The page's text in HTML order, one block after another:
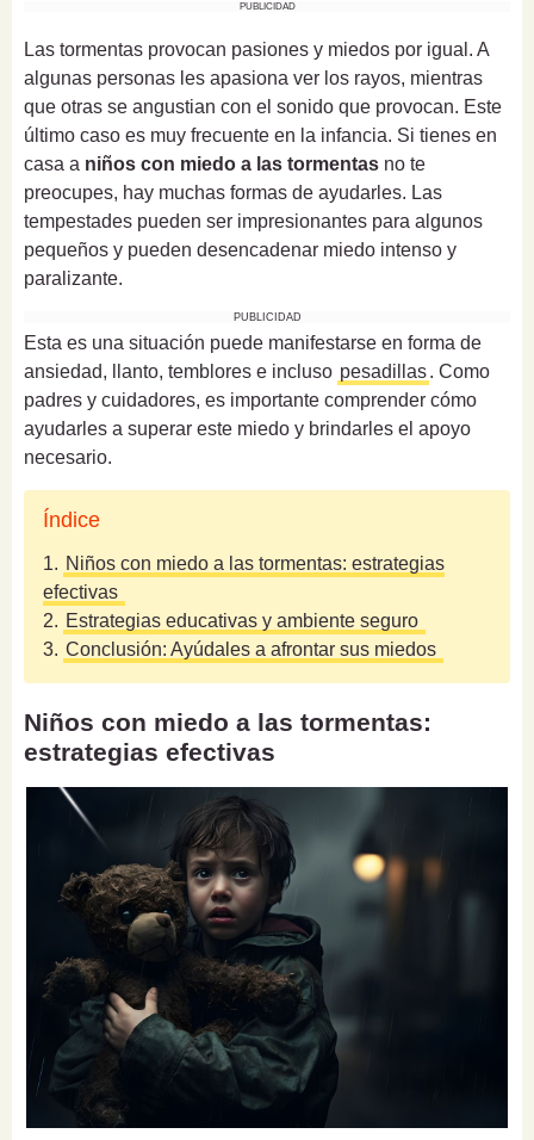
PUBLICIDAD
Las tormentas provocan pasiones y miedos por igual. A
algunas personas les apasiona ver los rayos, mientras
que otras se angustian con el sonido que provocan. Este
último caso es muy frecuente en la infancia. Si tienes en
casa a niños con miedo a las tormentas no te
preocupes, hay muchas formas de ayudarles. Las
tempestades pueden ser impresionantes para algunos
pequeños y pueden desencadenar miedo intenso y
paralizante.
PUBLICIDAD
Esta es una situación puede manifestarse en forma de
ansiedad, llanto, temblores e incluso pesadillas. Como
padres y cuidadores, es importante comprender cómo
ayudarles a superar este miedo y brindarles el apoyo
necesario.
Índice
1. Niños con miedo a las tormentas: estrategias
efectivas
2. Estrategias educativas y ambiente seguro
3. Conclusión: Ayúdales a afrontar sus miedos
Niños con miedo a las tormentas:
estrategias efectivas